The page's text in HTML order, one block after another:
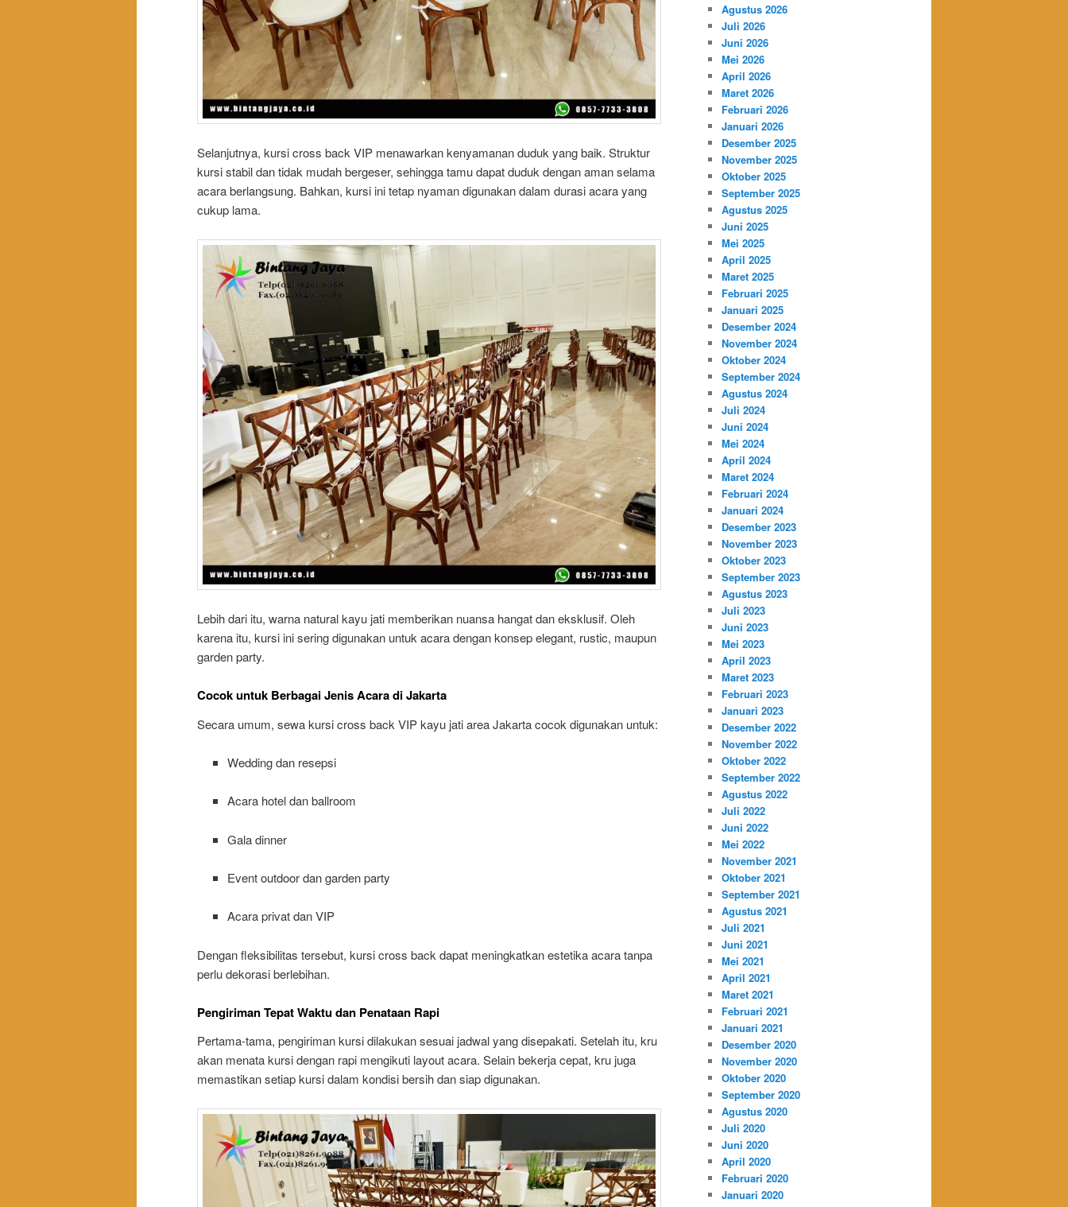
Selanjutnya, kursi cross back VIP menawarkan kenyamanan duduk yang baik. Struktur
kursi stabil dan tidak mudah bergeser, sehingga tamu dapat duduk dengan aman selama
acara berlangsung. Bahkan, kursi ini tetap nyaman digunakan dalam durasi acara yang
cukup lama.
Lebih dari itu, warna natural kayu jati memberikan nuansa hangat dan eksklusif. Oleh
karena itu, kursi ini sering digunakan untuk acara dengan konsep elegant, rustic, maupun
garden party.
Cocok untuk Berbagai Jenis Acara di Jakarta
Secara umum, sewa kursi cross back VIP kayu jati area Jakarta cocok digunakan untuk:
Wedding dan resepsi
Acara hotel dan ballroom
Gala dinner
Event outdoor dan garden party
Acara privat dan VIP
Dengan fleksibilitas tersebut, kursi cross back dapat meningkatkan estetika acara tanpa
perlu dekorasi berlebihan.
Pengiriman Tepat Waktu dan Penataan Rapi
Pertama-tama, pengiriman kursi dilakukan sesuai jadwal yang disepakati. Setelah itu, kru
akan menata kursi dengan rapi mengikuti layout acara. Selain bekerja cepat, kru juga
memastikan setiap kursi dalam kondisi bersih dan siap digunakan.
Agustus 2026
Juli 2026
Juni 2026
Mei 2026
April 2026
Maret 2026
Februari 2026
Januari 2026
Desember 2025
November 2025
Oktober 2025
September 2025
Agustus 2025
Juni 2025
Mei 2025
April 2025
Maret 2025
Februari 2025
Januari 2025
Desember 2024
November 2024
Oktober 2024
September 2024
Agustus 2024
Juli 2024
Juni 2024
Mei 2024
April 2024
Maret 2024
Februari 2024
Januari 2024
Desember 2023
November 2023
Oktober 2023
September 2023
Agustus 2023
Juli 2023
Juni 2023
Mei 2023
April 2023
Maret 2023
Februari 2023
Januari 2023
Desember 2022
November 2022
Oktober 2022
September 2022
Agustus 2022
Juli 2022
Juni 2022
Mei 2022
November 2021
Oktober 2021
September 2021
Agustus 2021
Juli 2021
Juni 2021
Mei 2021
April 2021
Maret 2021
Februari 2021
Januari 2021
Desember 2020
November 2020
Oktober 2020
September 2020
Agustus 2020
Juli 2020
Juni 2020
April 2020
Februari 2020
Januari 2020